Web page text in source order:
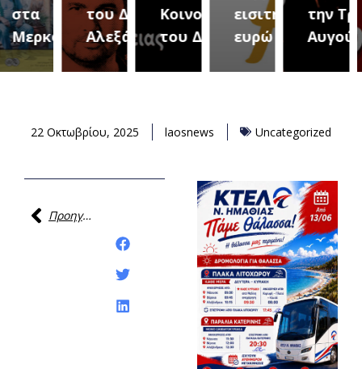
του Δήμου
Αλεξάνδρειας
Κοινοτήτων
του Δήμου
εισιτήριο 2
ευρώ
την Τρίτη 18
Αυγούστουτου
22 Οκτωβρίου, 2025 laosnews Uncategorized
Προηγούμενη